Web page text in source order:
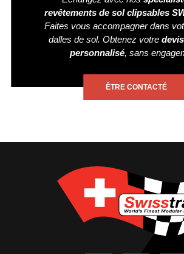
revêtements de sol clipsables
Faites vous accompagner dans
dalles de sol. Obtenez votre
personnalisé, sans
ÊTRE CONTACTÉ